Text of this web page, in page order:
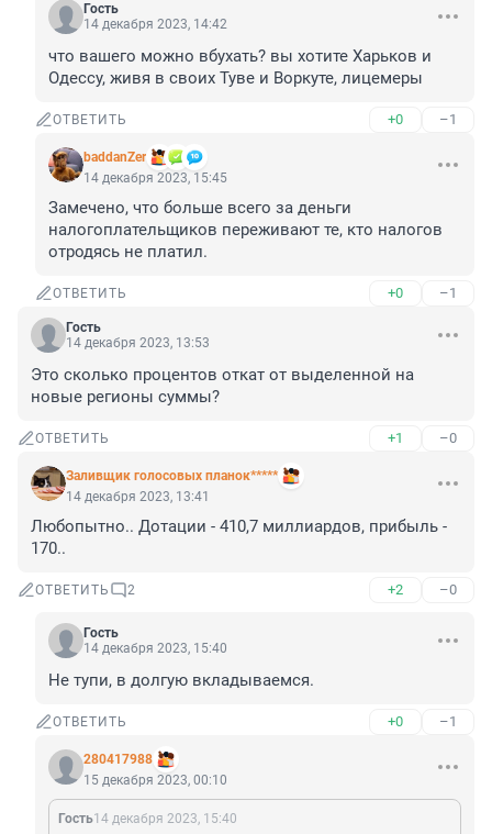
Гость
14 декабря 2023, 14:42
что вашего можно вбухать? вы хотите Харьков и
Одессу, живя в своих Туве и Воркуте, лицемеры
ОТВЕТИТЬ +0 –1
baddanZer
14 декабря 2023, 15:45
Замечено, что больше всего за деньги
налогоплательщиков переживают те, кто налогов
отродясь не платил.
ОТВЕТИТЬ +0 –1
Гость
14 декабря 2023, 13:53
Это сколько процентов откат от выделенной на
новые регионы суммы?
ОТВЕТИТЬ +1 –0
Заливщик голосовых планок*****
14 декабря 2023, 13:41
Любопытно.. Дотации - 410,7 миллиардов, прибыль -
170..
ОТВЕТИТЬ 2 +2 –0
Гость
14 декабря 2023, 15:40
Не тупи, в долгую вкладываемся.
ОТВЕТИТЬ +0 –1
280417988
15 декабря 2023, 00:10
Гость14 декабря 2023, 15:40